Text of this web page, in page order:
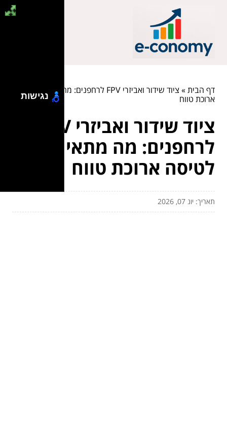
דף הבית»
ציוד שידור ואביזרי FPV לרחפנים: מה מתאים לטיסה
ארוכת טווח
ציוד שידור ואביזרי FPV
לרחפנים: מה מתאים
לטיסה ארוכת טווח
תאריך: יונ 07, 2026
נגישות